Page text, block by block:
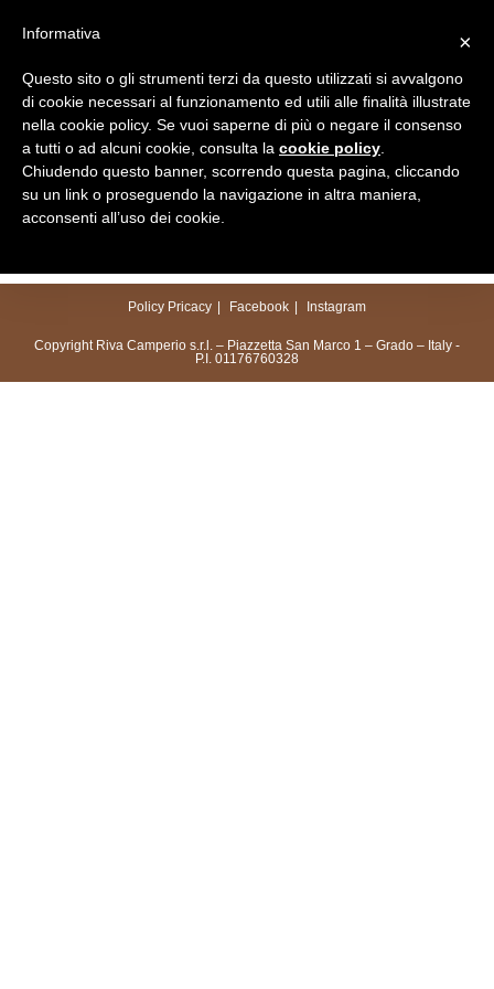
Menu
Policy Pricacy Facebook Instagram
Copyright Riva Camperio s.r.l. – Piazzetta San Marco 1 – Grado – Italy -
P.I. 01176760328
×
Informativa
Questo sito o gli strumenti terzi da questo utilizzati si avvalgono
di cookie necessari al funzionamento ed utili alle finalità illustrate
nella cookie policy. Se vuoi saperne di più o negare il consenso
a tutti o ad alcuni cookie, consulta la cookie policy
Chiudendo questo banner, scorrendo questa pagina, cliccando
su un link o proseguendo la navigazione in altra maniera,
acconsenti all’uso dei cookie.